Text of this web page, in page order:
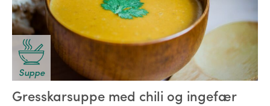
Suppe
Gresskarsuppe med chili og ingefær